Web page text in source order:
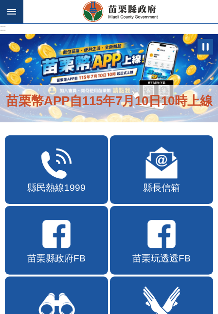
跳到主要內容區塊
:::
苗栗幣APP自115年7月10日10時上線
縣民熱線1999 縣長信箱
苗栗縣政府FB 苗栗玩透透FB